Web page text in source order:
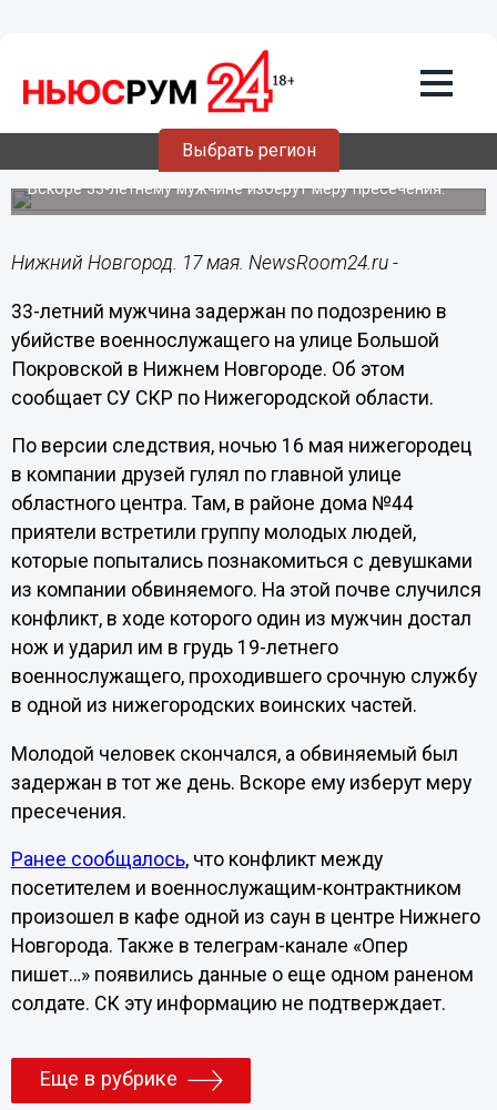
Выбрать регион
Нижегородец подозревается в
убийстве солдата-срочника на
Большой Покровской
Вскоре 33-летнему мужчине изберут меру пресечения.
Нижний Новгород. 17 мая. NewsRoom24.ru -
33-летний мужчина задержан по подозрению в
убийстве военнослужащего на улице Большой
Покровской в Нижнем Новгороде. Об этом
сообщает СУ СКР по Нижегородской области.
По версии следствия, ночью 16 мая нижегородец
в компании друзей гулял по главной улице
областного центра. Там, в районе дома №44
приятели встретили группу молодых людей,
которые попытались познакомиться с девушками
из компании обвиняемого. На этой почве случился
конфликт, в ходе которого один из мужчин достал
нож и ударил им в грудь 19-летнего
военнослужащего, проходившего срочную службу
в одной из нижегородских воинских частей.
Молодой человек скончался, а обвиняемый был
задержан в тот же день. Вскоре ему изберут меру
пресечения.
Ранее сообщалось, что конфликт между
посетителем и военнослужащим-контрактником
произошел в кафе одной из саун в центре Нижнего
Новгорода. Также в телеграм-канале «Опер
пишет…» появились данные о еще одном раненом
солдате. СК эту информацию не подтверждает.
Еще в рубрике